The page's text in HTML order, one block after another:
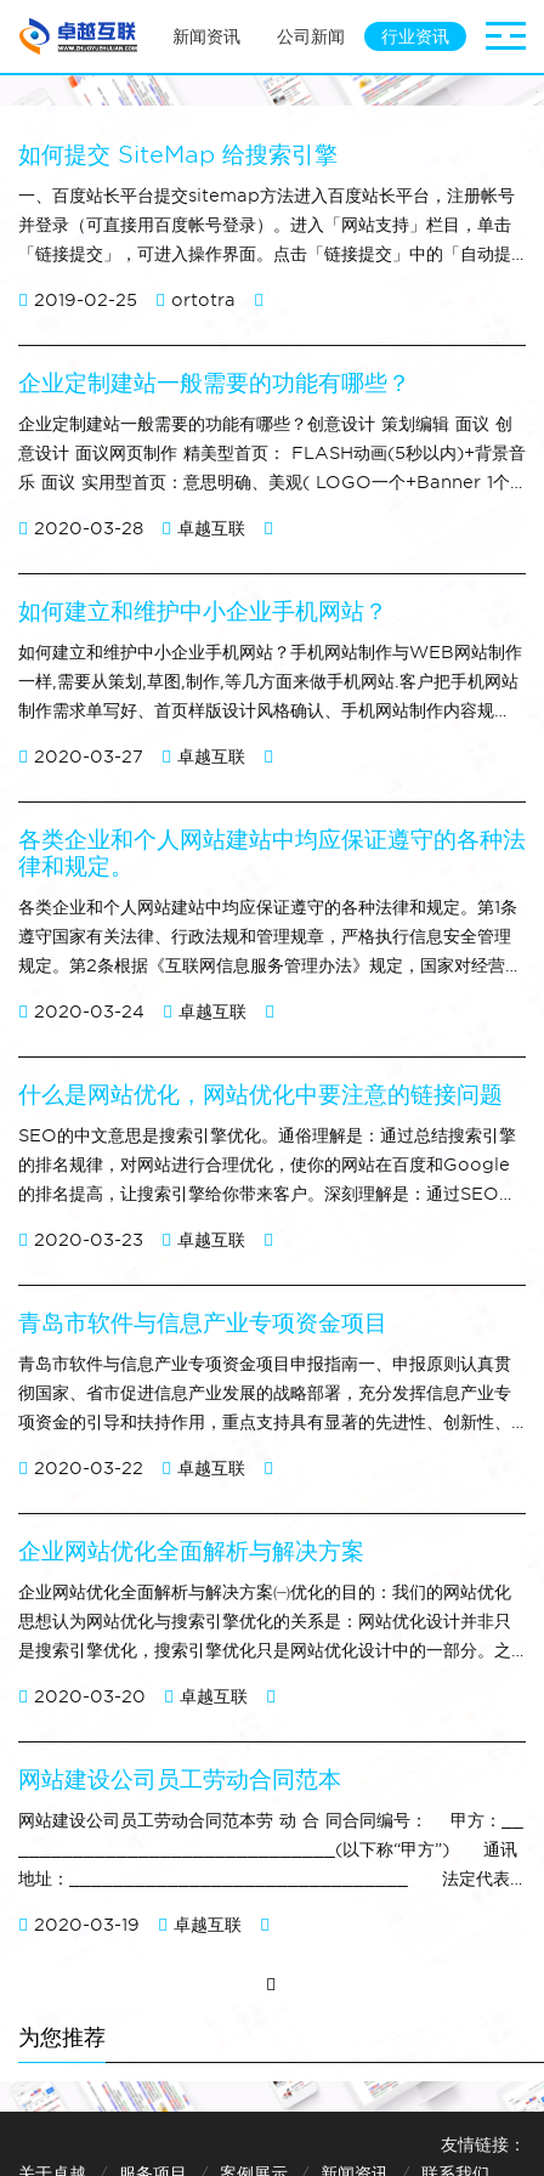
新闻资讯 公司新闻 行业资讯
如何提交 SiteMap 给搜索引擎
一、百度站长平台提交sitemap方法进入百度站长平台，注册帐号
并登录（可直接用百度帐号登录）。进入「网站支持」栏目，单击
「链接提交」，可进入操作界面。点击「链接提交」中的「自动提
0站长平台提交sitemap方法进入360站长平台，注册账号并登
录。点击 站长工具 — sitemap提交—选择网站—添加新数据;
2019-02-25 ortotra
企业定制建站一般需要的功能有哪些？
企业定制建站一般需要的功能有哪些？创意设计 策划编辑 面议 创
意设计 面议网页制作 精美型首页： FLASH动画(5秒以内)+背景音
乐 面议 实用型首页：意思明确、美观( LOGO一个+Banner 1个
接) 面议 英文网页 面议 面议 FL
2020-03-28 卓越互联
如何建立和维护中小企业手机网站？
如何建立和维护中小企业手机网站？手机网站制作与WEB网站制作
一样,需要从策划,草图,制作,等几方面来做手机网站.客户把手机网站
制作需求单写好、首页样版设计风格确认、手机网站制作内容规
从以下几点来做： 1、分析建wap网站目的（建站要求），建立wa
p网站架构，时间允许的话编写具体的《wap网站建设方案》；
2、根据架构（或者《网站建设
2020-03-27 卓越互联
各类企业和个人网站建站中均应保证遵守的各种法
律和规定。
各类企业和个人网站建站中均应保证遵守的各种法律和规定。第1条
遵守国家有关法律、行政法规和管理规章，严格执行信息安全管理
规定。第2条根据《互联网信息服务管理办法》规定，国家对经营性
案制度。甲方未取得许可或者未履行备案手续，将不得从事互联网
信息服务。甲方需要开展电子公告服务的，须遵守《互联网电子公
告服务管理规定》。甲方需要开展电子邮件服务的，须
2020-03-24 卓越互联
什么是网站优化，网站优化中要注意的链接问题
SEO的中文意思是搜索引擎优化。通俗理解是：通过总结搜索引擎
的排名规律，对网站进行合理优化，使你的网站在百度和Google
的排名提高，让搜索引擎给你带来客户。深刻理解是：通过SEO这
决方案，让网站在行业内占据领先地位，从而获得品牌收益。什么
是死链接？简单地讲，死链接指原来正常，后来失效的链接。死链
接发送请求时，服务器返回404错误页面。这些
2020-03-23 卓越互联
青岛市软件与信息产业专项资金项目
青岛市软件与信息产业专项资金项目申报指南一、申报原则认真贯
彻国家、省市促进信息产业发展的战略部署，充分发挥信息产业专
项资金的引导和扶持作用，重点支持具有显著的先进性、创新性、
合《青岛市信息产业专项资金管理办法》（附件1）规定的支持对象
及条件。二、申报重点重点支持软件与信息服务业项目、物联网应
用和产业示范项目、信息化与工业化融合项目、电子信息
2020-03-22 卓越互联
企业网站优化全面解析与解决方案
企业网站优化全面解析与解决方案㈠优化的目的：我们的网站优化
思想认为网站优化与搜索引擎优化的关系是：网站优化设计并非只
是搜索引擎优化，搜索引擎优化只是网站优化设计中的一部分。之
计因素对搜索引擎优化状况的影响非常明显和直接，因此更容易引
起重视。同时应注意的是，网站设计优化不仅仅是为了搜索引擎优
化，其核心仍然是对用户的优化，因此应坚持用户导向而不
2020-03-20 卓越互联
网站建设公司员工劳动合同范本
网站建设公司员工劳动合同范本劳 动 合 同合同编号： 甲方：__
_____________________________(以下称“甲方”) 通讯
地址：_______________________________ 法定代表
______________________(以下称“乙方”) 身份证号码：_
2020-03-19 卓越互联
为您推荐
友情链接：